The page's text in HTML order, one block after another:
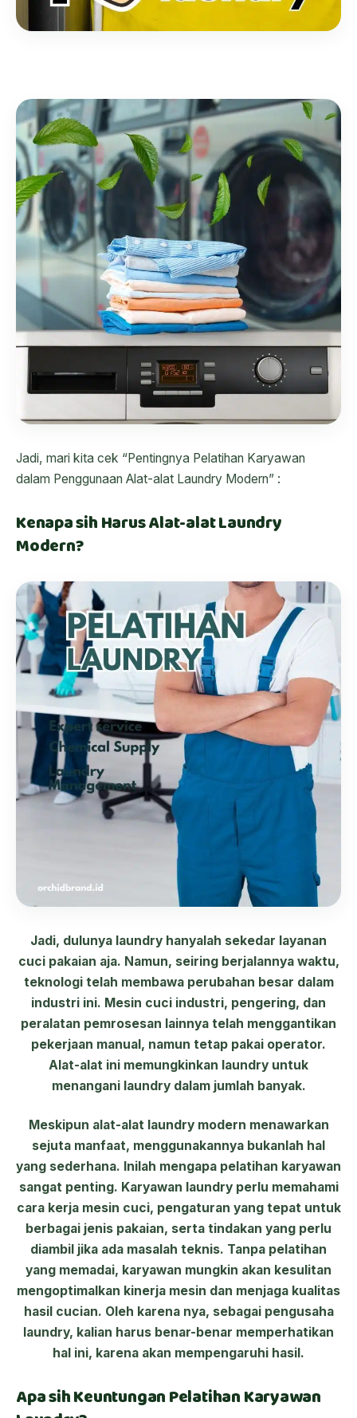
Jadi, mari kita cek “Pentingnya Pelatihan Karyawan
dalam Penggunaan Alat-alat Laundry Modern” :
Kenapa sih Harus Alat-alat Laundry
Modern?
Jadi, dulunya laundry hanyalah sekedar layanan
cuci pakaian aja. Namun, seiring berjalannya waktu,
teknologi telah membawa perubahan besar dalam
industri ini. Mesin cuci industri, pengering, dan
peralatan pemrosesan lainnya telah menggantikan
pekerjaan manual, namun tetap pakai operator.
Alat-alat ini memungkinkan laundry untuk
menangani laundry dalam jumlah banyak.
Meskipun alat-alat laundry modern menawarkan
sejuta manfaat, menggunakannya bukanlah hal
yang sederhana. Inilah mengapa pelatihan karyawan
sangat penting. Karyawan laundry perlu memahami
cara kerja mesin cuci, pengaturan yang tepat untuk
berbagai jenis pakaian, serta tindakan yang perlu
diambil jika ada masalah teknis. Tanpa pelatihan
yang memadai, karyawan mungkin akan kesulitan
mengoptimalkan kinerja mesin dan menjaga kualitas
hasil cucian. Oleh karena nya, sebagai pengusaha
laundry, kalian harus benar-benar memperhatikan
hal ini, karena akan mempengaruhi hasil.
Apa sih Keuntungan Pelatihan Karyawan